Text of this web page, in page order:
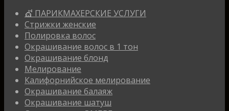
💇 ПАРИКМАХЕРСКИЕ УСЛУГИ
Стрижки женские
Полировка волос
Окрашивание волос в 1 тон
Окрашивание блонд
Мелирование
Калифорнийское мелирование
Окрашивание балаяж
Окрашивание шатуш